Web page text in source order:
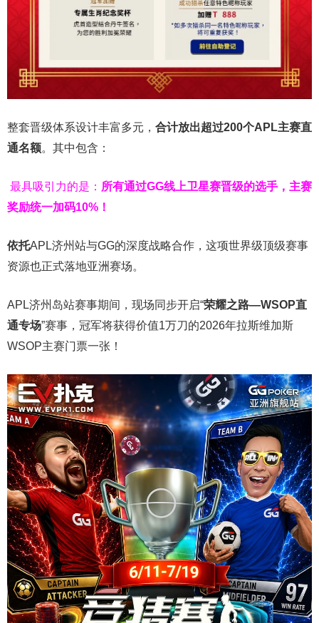
整套晋级体系设计丰富多元， 合计放出超过200个APL主赛直
通名额。其中包含：
最具吸引力的是： 所有通过GG线上卫星赛晋级的选手，主赛
奖励统一加码10% ！
依托APL济州站与GG的深度战略合作，这项世界级顶级赛事
资源也正式落地亚洲赛场。
APL济州岛站赛事期间，现场同步开启“荣耀之路—WSOP直
通专场”赛事，冠军将获得价值1万刀的2026年拉斯维加斯
WSOP主赛门票一张！